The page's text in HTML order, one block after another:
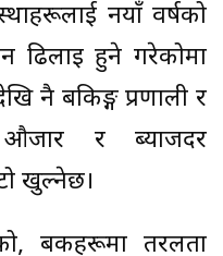
नयाँ वर्षको
ढिलाइ हुने गरेकोमा
नै बैंकिङ्ग प्रणाली र
र ब्याजदर
खुल्नेछ।
बैंकहरूमा तरलता